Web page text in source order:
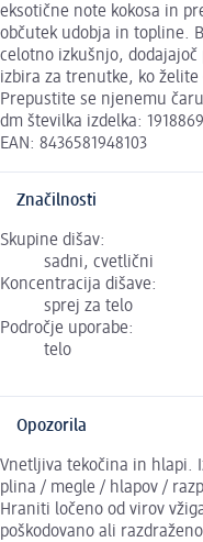
eksotične note kokosa in
občutek udobja in topline.
celotno izkušnjo,
izbira za trenutke, ko
Prepustite se njenemu
dm številka izdelka: 1918869
EAN: 8436581948103
Značilnosti
Skupine dišav:
sadni, cvetlični
Koncentracija dišave:
sprej za telo
Področje uporabe:
telo
Opozorila
Vnetljiva tekočina in hlapi.
plina / megle / hlapov /
Hraniti ločeno od virov
poškodovano ali